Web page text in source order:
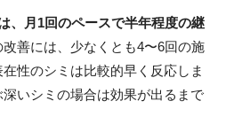
、月1回のペースで半年程度の継
改善には、少なくとも4〜6回の施
性のシミは比較的早く反応しま
いシミの場合は効果が出るまで